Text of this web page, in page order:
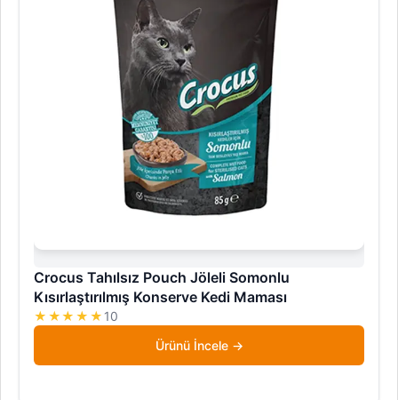
Crocus Tahılsız Pouch Jöleli Somonlu
Kısırlaştırılmış Konserve Kedi Maması
★★★★★ 10
Ürünü İncele